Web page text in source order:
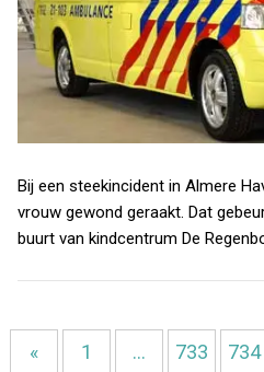
Bij een steekincident in Almere
vrouw gewond geraakt. Dat
buurt van kindcentrum De
« 1 … 733 734